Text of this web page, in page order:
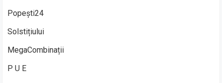
Popești24
Solstițiului
MegaCombinații
P U E